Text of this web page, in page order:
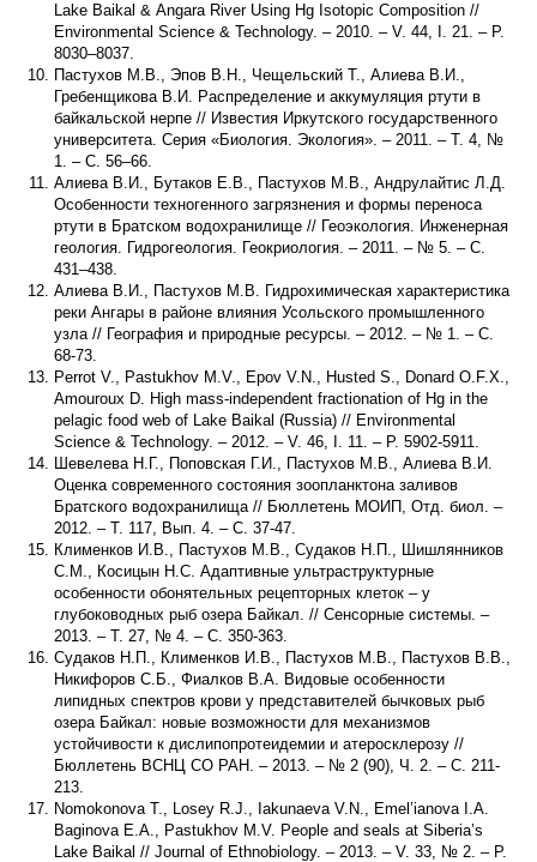
Lake Baikal & Angara River Using Hg Isotopic Composition //
Environmental Science & Technology. – 2010. – V. 44, I. 21. – P.
8030–8037.
Пастухов М.В., Эпов В.Н., Чещельский Т., Алиева В.И.,
Гребенщикова В.И. Распределение и аккумуляция ртути в
байкальской нерпе // Известия Иркутского государственного
университета. Серия «Биология. Экология». – 2011. – Т. 4, №
1. – С. 56–66.
Алиева В.И., Бутаков Е.В., Пастухов М.В., Андрулайтис Л.Д.
Особенности техногенного загрязнения и формы переноса
ртути в Братском водохранилище // Геоэкология. Инженерная
геология. Гидрогеология. Геокриология. – 2011. – № 5. – С.
431–438.
Алиева В.И., Пастухов М.В. Гидрохимическая характеристика
реки Ангары в районе влияния Усольского промышленного
узла // География и природные ресурсы. – 2012. – № 1. – С.
68-73.
Perrot V., Pastukhov M.V., Epov V.N., Husted S., Donard O.F.X.,
Amouroux D. High mass-independent fractionation of Hg in the
pelagic food web of Lake Baikal (Russia) // Environmental
Science & Technology. – 2012. – V. 46, I. 11. – P. 5902-5911.
Шевелева Н.Г., Поповская Г.И., Пастухов М.В., Алиева В.И.
Оценка современного состояния зоопланктона заливов
Братского водохранилища // Бюллетень МОИП, Отд. биол. –
2012. – Т. 117, Вып. 4. – С. 37-47.
Клименков И.В., Пастухов М.В., Судаков Н.П., Шишлянников
С.М., Косицын Н.С. Адаптивные ультраструктурные
особенности обонятельных рецепторных клеток – у
глубоководных рыб озера Байкал. // Сенсорные системы. –
2013. – Т. 27, № 4. – С. 350-363.
Судаков Н.П., Клименков И.В., Пастухов М.В., Пастухов В.В.,
Никифоров С.Б., Фиалков В.А. Видовые особенности
липидных спектров крови у представителей бычковых рыб
озера Байкал: новые возможности для механизмов
устойчивости к дислипопротеидемии и атеросклерозу //
Бюллетень ВСНЦ СО РАН. – 2013. – № 2 (90), Ч. 2. – С. 211-
213.
Nomokonova T., Losey R.J., Iakunaeva V.N., Emel’ianova I.A.
Baginova E.A., Pastukhov M.V. People and seals at Siberia’s
Lake Baikal // Journal of Ethnobiology. – 2013. – V. 33, № 2. – P.